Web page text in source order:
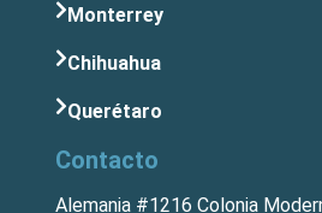
Monterrey
Chihuahua
Querétaro
Contacto
Alemania #1216 Colonia